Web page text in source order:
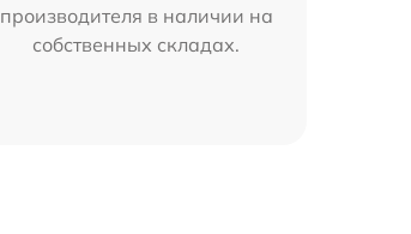
производителя в наличии на
собственных складах.